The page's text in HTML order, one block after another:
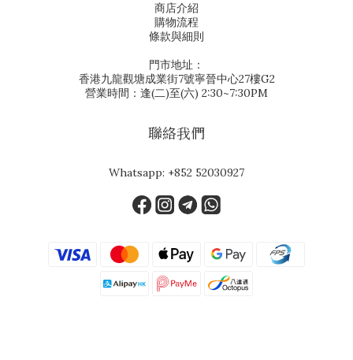
商店介紹
購物流程
條款與細則
門市地址：
香港九龍觀塘成業街7號寧晉中心27樓G2
營業時間：逢(二)至(六) 2:30~7:30PM
聯絡我們
Whatsapp: +852 52030927